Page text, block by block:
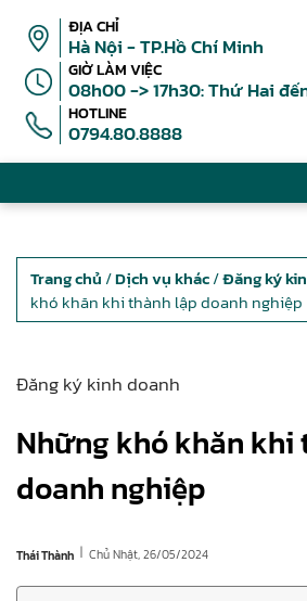
ĐỊA CHỈ
Hà Nội - TP.Hồ Chí Minh
GIỜ LÀM VIỆC
08h00 -> 17h30: Thứ Hai
HOTLINE
0794.80.8888
Trang chủ /Dịch vụ khác/Đăng ký
khó khăn khi thành lập doanh nghiệp
Đăng ký kinh doanh
Những khó khăn khi
doanh nghiệp
Thái Thành | Chủ Nhật, 26/05/2024